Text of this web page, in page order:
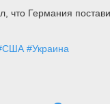
Германия
#Украина